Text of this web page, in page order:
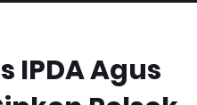
IPDA Agus